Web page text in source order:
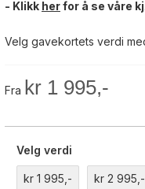
- Klikk herfor å se våre
Velg gavekortets verdi
Fra kr 1 995,-
Velg verdi
kr 1 995,- kr 2 995,-